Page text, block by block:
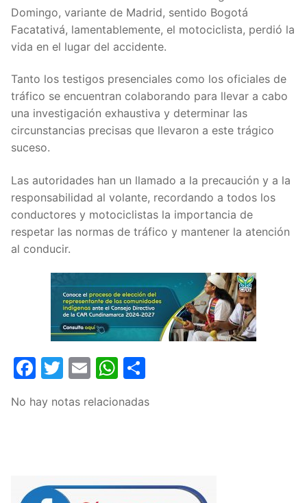
Domingo, variante de Madrid, sentido Bogotá
Facatativá, lamentablemente, el motociclista, perdió la
vida en el lugar del accidente.
Tanto los testigos presenciales como los oficiales de
tráfico se encuentran colaborando para llevar a cabo
una investigación exhaustiva y determinar las
circunstancias precisas que llevaron a este trágico
suceso.
Las autoridades han un llamado a la precaución y a la
responsabilidad al volante, recordando a todos los
conductores y motociclistas la importancia de
respetar las normas de tráfico y mantener la atención
al conducir.
Facebook
Twitter
EmailWhatsApp
No hay notas relacionadas